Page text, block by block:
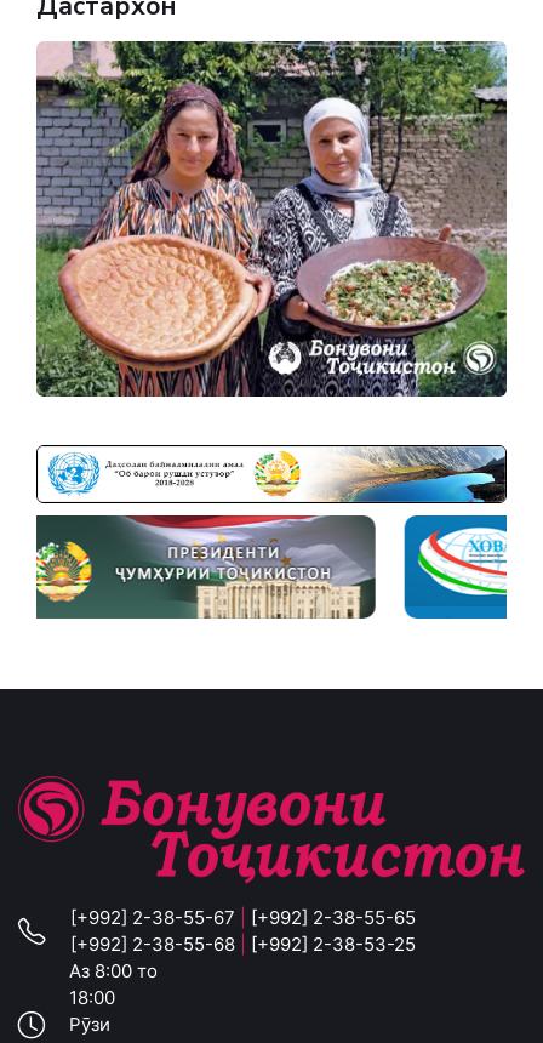
[+992] 2-38-55-67
[+992] 2-38-55-65
[+992] 2-38-55-68
[+992] 2-38-53-25
Аз 8:00 то
18:00
Рӯзи